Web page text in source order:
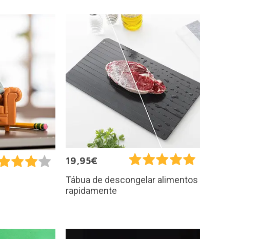
19,95€
Tábua de descongelar alimentos
rapidamente